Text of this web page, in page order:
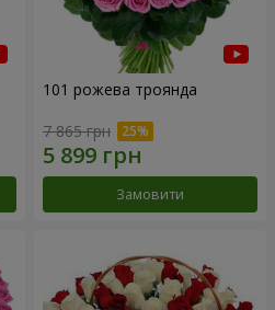
101 рожева троянда
7 865 грн
Замовити